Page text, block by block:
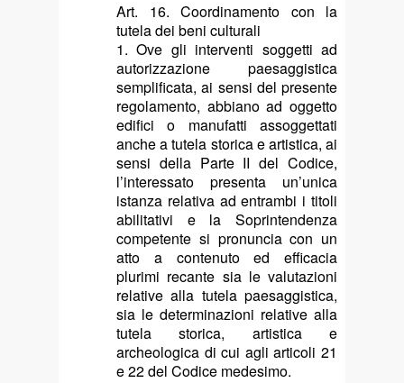
Art. 16. Coordinamento con la
tutela dei beni culturali
1. Ove gli interventi soggetti ad
autorizzazione paesaggistica
semplificata, ai sensi del presente
regolamento, abbiano ad oggetto
edifici o manufatti assoggettati
anche a tutela storica e artistica, ai
sensi della Parte II del Codice,
l’interessato presenta un’unica
istanza relativa ad entrambi i titoli
abilitativi e la Soprintendenza
competente si pronuncia con un
atto a contenuto ed efficacia
plurimi recante sia le valutazioni
relative alla tutela paesaggistica,
sia le determinazioni relative alla
tutela storica, artistica e
archeologica di cui agli articoli 21
e 22 del Codice medesimo.